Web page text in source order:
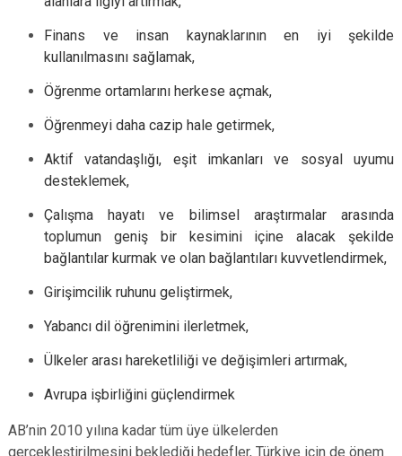
Finans ve insan kaynaklarının en iyi şekilde
kullanılmasını sağlamak,
Öğrenme ortamlarını herkese açmak,
Öğrenmeyi daha cazip hale getirmek,
Aktif vatandaşlığı, eşit imkanları ve sosyal uyumu
desteklemek,
Çalışma hayatı ve bilimsel araştırmalar arasında
toplumun geniş bir kesimini içine alacak şekilde
bağlantılar kurmak ve olan bağlantıları kuvvetlendirmek,
Girişimcilik ruhunu geliştirmek,
Yabancı dil öğrenimini ilerletmek,
Ülkeler arası hareketliliği ve değişimleri artırmak,
Avrupa işbirliğini güçlendirmek
AB’nin 2010 yılına kadar tüm üye ülkelerden
gerçekleştirilmesini beklediği hedefler, Türkiye için de önem